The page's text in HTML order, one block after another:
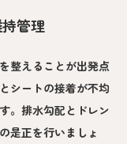
管理
整えることが出発点
シートの接着が不均
。排水勾配とドレン
是正を行いましょ